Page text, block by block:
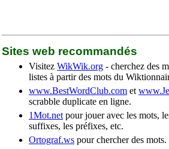
Sites web recommandés
Visitez WikWik.org - cherchez des
listes à partir des mots du
www.BestWordClub.com et
scrabble duplicate en ligne.
1Mot.net pour jouer avec les mots,
suffixes, les préfixes, etc.
Ortograf.ws pour chercher des mots.